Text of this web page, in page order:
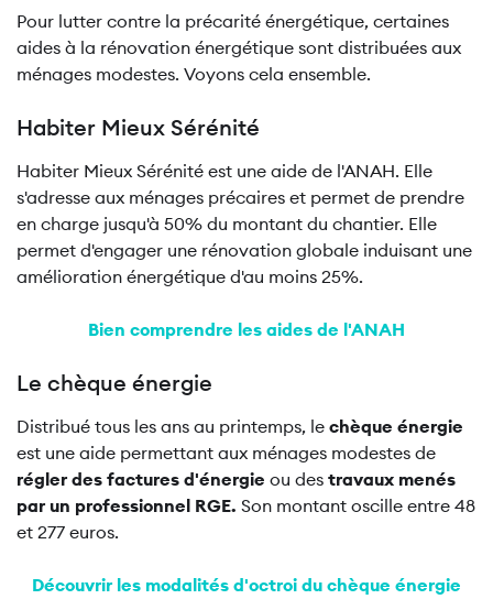
Pour lutter contre la précarité énergétique, certaines
aides à la rénovation énergétique sont distribuées aux
ménages modestes. Voyons cela ensemble.
Habiter Mieux Sérénité
Habiter Mieux Sérénité est une aide de l'ANAH. Elle
s'adresse aux ménages précaires et permet de prendre
en charge jusqu'à 50% du montant du chantier. Elle
permet d'engager une rénovation globale induisant une
amélioration énergétique d'au moins 25%.
Bien comprendre les aides de l'ANAH
Le chèque énergie
Distribué tous les ans au printemps, le chèque énergie
est une aide permettant aux ménages modestes de
régler des factures d'énergie ou des travaux menés
par un professionnel RGE. Son montant oscille entre 48
et 277 euros.
Découvrir les modalités d'octroi du chèque énergie